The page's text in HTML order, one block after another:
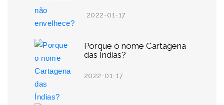
2022-01-17
Porque o nome Cartagena
das Índias?
2022-01-17